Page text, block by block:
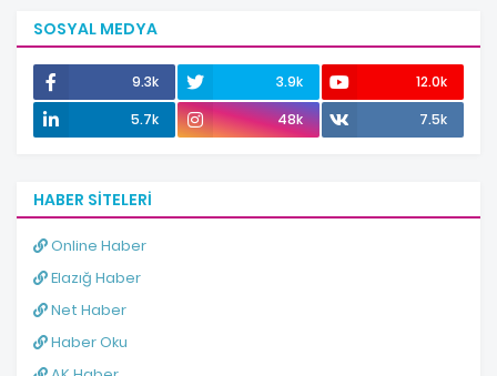
SOSYAL MEDYA
9.3k 3.9k
12.0k
5.7k
48k 7.5k
HABER SITELERI
Online Haber
Elazığ Haber
Net Haber
Haber Oku